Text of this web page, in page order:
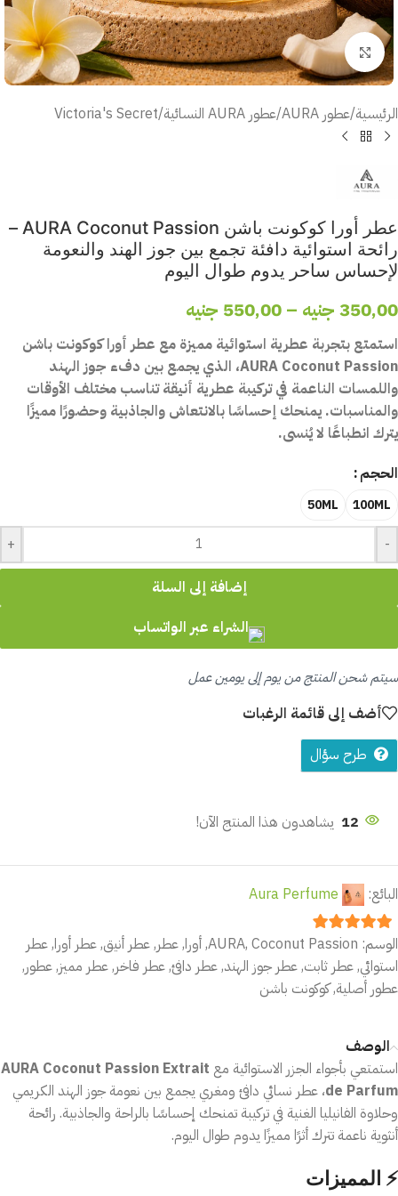
أضغط للتكبير
الرئيسية/عطور AURA /عطور AURA النسائية /
Victoria's Secret
عطر أورا كوكونت باشن AURA Coconut Passion –
رائحة استوائية دافئة تجمع بين جوز الهند والنعومة
لإحساس ساحر يدوم طوال اليوم
350,00جنيه –
550,00 جنيه
استمتع بتجربة عطرية استوائية مميزة مع عطر أورا كوكونت باشن
AURA Coconut Passion، الذي يجمع بين دفء جوز الهند
واللمسات الناعمة في تركيبة عطرية أنيقة تناسب مختلف الأوقات
والمناسبات. يمنحك إحساسًا بالانتعاش والجاذبية وحضورًا مميزًا
يترك انطباعًا لا يُنسى.
الحجم
100ML
50ML
-
+
إضافة إلى السلة
الشراء عبر الواتساب
سيتم شحن المنتج من يوم إلى يومين عمل
أضف إلى قائمة الرغبات
طرح سؤال
12 يشاهدون هذا المنتج الآن!
البائع: Aura Perfume
5
out of 5
الوسم: AURA, Coconut Passion
,أورا,عطر,عطر أنيق,عطر أورا,عطر
استوائي,عطر ثابت,عطر جوز الهند,عطر دافئ,عطر فاخر,عطر مميز,عطور,
عطور أصلية,كوكونت باشن
الوصف
استمتعي بأجواء الجزر الاستوائية مع AURA Coconut Passion Extrait
de Parfum، عطر نسائي دافئ ومغري يجمع بين نعومة جوز الهند الكريمي
وحلاوة الفانيليا الغنية في تركيبة تمنحك إحساسًا بالراحة والجاذبية. رائحة
أنثوية ناعمة تترك أثرًا مميزًا يدوم طوال اليوم.
⚡ المميزات